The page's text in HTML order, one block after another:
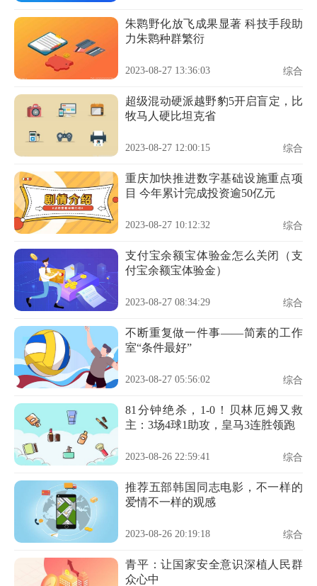
朱鹮野化放飞成果显著 科技手段助
力朱鹮种群繁衍
2023-08-27 13:36:03 综合
超级混动硬派越野豹5开启盲定，比
牧马人硬比坦克省
2023-08-27 12:00:15 综合
重庆加快推进数字基础设施重点项
目 今年累计完成投资逾50亿元
2023-08-27 10:12:32 综合
支付宝余额宝体验金怎么关闭（支
付宝余额宝体验金）
2023-08-27 08:34:29 综合
不断重复做一件事——简素的工作
室“条件最好”
2023-08-27 05:56:02 综合
81分钟绝杀，1-0！贝林厄姆又救
主：3场4球1助攻，皇马3连胜领跑
2023-08-26 22:59:41 综合
推荐五部韩国同志电影，不一样的
爱情不一样的观感
2023-08-26 20:19:18 综合
青平：让国家安全意识深植人民群
众心中